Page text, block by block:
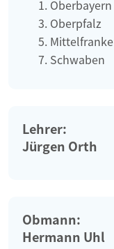
Oberbayern
Oberpfalz
Schwaben
Lehrer:
Jürgen Orth
Obmann:
Hermann Uhl